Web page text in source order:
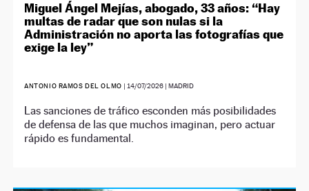
Miguel Ángel Mejías, abogado, 33 años: “Hay
multas de radar que son nulas si la
Administración no aporta las fotografías que
exige la ley”
ANTONIO RAMOS DEL OLMO | 14/07/2026 | MADRID
Las sanciones de tráfico esconden más posibilidades
de defensa de las que muchos imaginan, pero actuar
rápido es fundamental.